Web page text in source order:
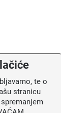
te o
stranicu